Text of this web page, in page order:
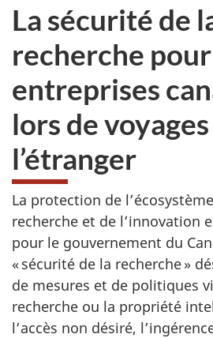
La sécurité de
recherche
entreprises
lors de voyages
l’étranger
La protection de
recherche et de l’innovation
pour le gouvernement du
« sécurité de la recherche »
de mesures et de politiques
recherche ou la propriété
l’accès non désiré,